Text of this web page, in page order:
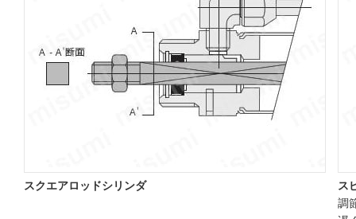
スクエアロッドシリンダ
ス
調